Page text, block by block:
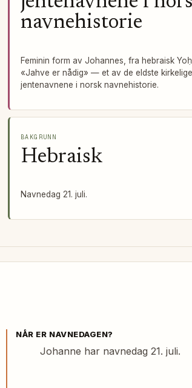
navnehistorie
Feminin form av Johannes, fra hebraisk
«Jahve er nådig» — et av de eldste kirkelige
jentenavnene i norsk navnehistorie.
BAKGRUNN
Hebraisk
Navnedag 21. juli.
NÅR ER NAVNEDAGEN?
Johanne har navnedag 21. juli.